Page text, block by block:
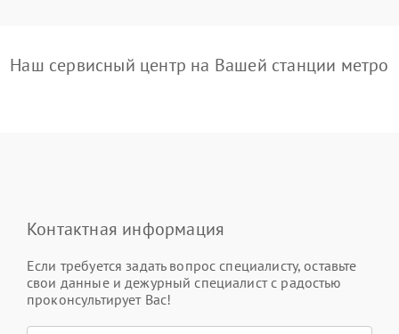
Наш сервисный центр на Вашей станции метро
Контактная информация
Если требуется задать вопрос специалисту, оставьте
свои данные и дежурный специалист с радостью
проконсультирует Вас!